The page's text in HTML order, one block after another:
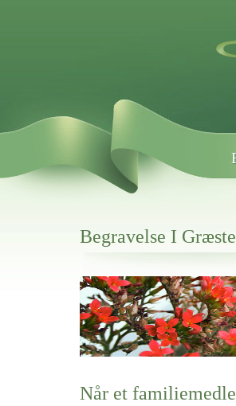
Begravelse I
Her hos os får du altid en god afslutning når
Begravelse I Græsted Kommune
vi hjælper i alle faser af begravelsel
Når et